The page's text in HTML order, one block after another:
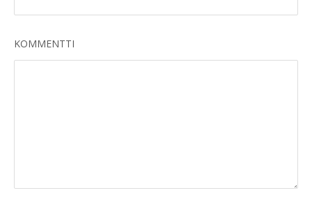
KOMMENTTI